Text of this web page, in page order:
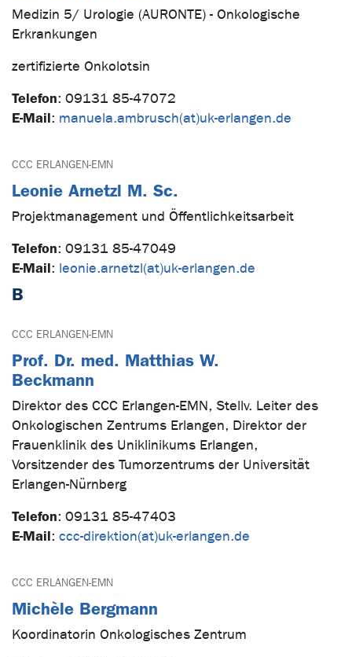
Medizin 5/ Urologie (AURONTE) - Onkologische
Erkrankungen
zertifizierte Onkolotsin
Telefon: 09131 85-47072
E-Mail: manuela.ambrusch(at)uk-erlangen.de
CCC ERLANGEN-EMN
Leonie Arnetzl M. Sc.
Projektmanagement und Öffentlichkeitsarbeit
Telefon: 09131 85-47049
E-Mail: leonie.arnetzl(at)uk-erlangen.de
B
CCC ERLANGEN-EMN
Prof. Dr. med. Matthias W.
Beckmann
Direktor des CCC Erlangen-EMN, Stellv. Leiter des
Onkologischen Zentrums Erlangen, Direktor der
Frauenklinik des Uniklinikums Erlangen,
Vorsitzender des Tumorzentrums der Universität
Erlangen-Nürnberg
Telefon: 09131 85-47403
E-Mail: ccc-direktion(at)uk-erlangen.de
CCC ERLANGEN-EMN
Michèle Bergmann
Koordinatorin Onkologisches Zentrum